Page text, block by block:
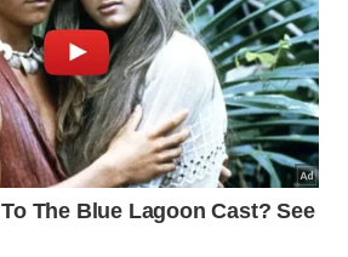
preços mais amigáveis e
Comece
argentina com um free tour em
histórico de Buenos Aires,
como a Plaza de Mayo, Casa